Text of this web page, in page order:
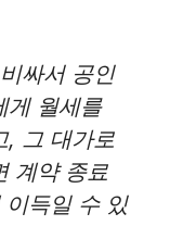
싸서 공인
게 월세를
, 그 대가로
계약 종료
이득일 수 있